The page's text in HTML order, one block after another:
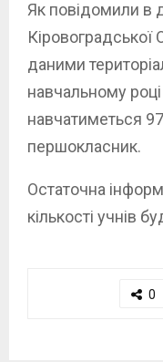
Як повідомили в
даними
навчальному
навчатиметься
першокласник.
Остаточна
кількості учнів
0